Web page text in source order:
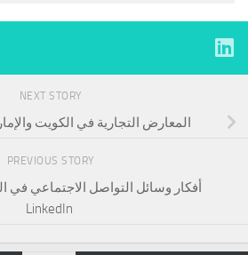
NEXT STORY
المعارض التجارية في الكويت والإمارات 2023
PREVIOUS STORY
LinkedIn